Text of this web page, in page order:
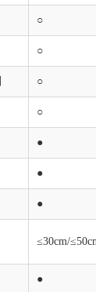
○
○
○
○
●
●
●
≤30cm/
●